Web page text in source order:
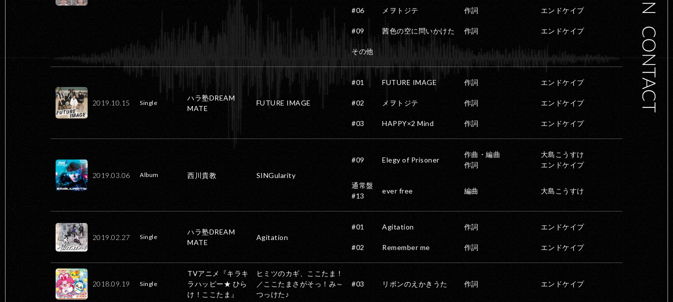
CONTACT
#06 メヲトジテ 作詞 エンドケイプ
#09 茜色の空に問いかけた 作詞 エンドケイプ
その他
2019.10.15 Single FUTURE IMAGE
ハラ塾DREAM
MATE
#01 FUTURE IMAGE 作詞 エンドケイプ
#02 メヲトジテ 作詞 エンドケイプ
#03 HAPPY×2 Mind 作詞 エンドケイプ
2019.03.06 Album SINGularity
西川貴教
#09 Elegy of Prisoner
作曲・編曲
大島こうすけ
作詞
エンドケイプ
通常盤
#13
ever free 編曲 大島こうすけ
2019.02.27 Single Agitation
ハラ塾DREAM
MATE
#01 Agitation 作詞 エンドケイプ
#02 Remember me 作詞 エンドケイプ
2018.09.19 Single
ヒミツのカギ、ここたま！
／ここたまさがそっ！み～
つっけた♪
TVアニメ『キラキ
ラハッピー★ ひら
け！ここたま』
#03 リボンのえかきうた 作詞 エンドケイプ